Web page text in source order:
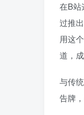
在B站
过推
用这
道，
与传
告牌